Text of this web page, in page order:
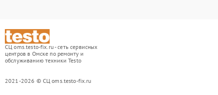
СЦ oms.testo-fix.ru - сеть сервисных
центров в Омске по ремонту и
обслуживанию техники Testo
2021-2026 © СЦ oms.testo-fix.ru